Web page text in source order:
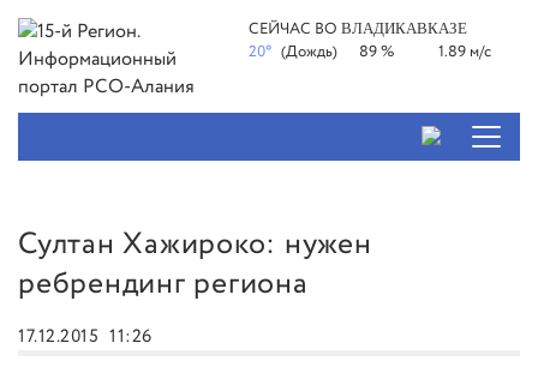
СЕЙЧАС ВОВЛАДИКАВКАЗЕ
20° (Дождь) 89 % 1.89 м/с
Султан Хажироко: нужен
ребрендинг региона
17.12.2015 11:26